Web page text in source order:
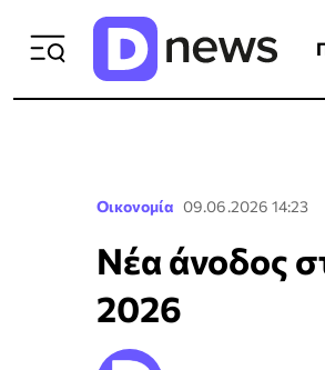
Οικονομία 09.06.2026 14:23
Νέα άνοδος
2026